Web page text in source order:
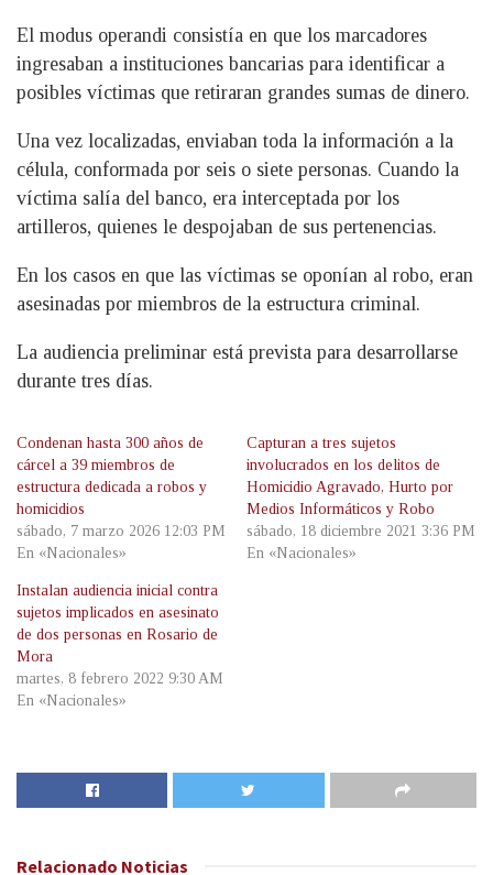
El modus operandi consistía en que los marcadores
ingresaban a instituciones bancarias para identificar a
posibles víctimas que retiraran grandes sumas de dinero.
Una vez localizadas, enviaban toda la información a la
célula, conformada por seis o siete personas. Cuando la
víctima salía del banco, era interceptada por los
artilleros, quienes le despojaban de sus pertenencias.
En los casos en que las víctimas se oponían al robo, eran
asesinadas por miembros de la estructura criminal.
La audiencia preliminar está prevista para desarrollarse
durante tres días.
Condenan hasta 300 años de
cárcel a 39 miembros de
estructura dedicada a robos y
homicidios
sábado, 7 marzo 2026 12:03 PM
En «Nacionales»
Capturan a tres sujetos
involucrados en los delitos de
Homicidio Agravado, Hurto por
Medios Informáticos y Robo
sábado, 18 diciembre 2021 3:36 PM
En «Nacionales»
Instalan audiencia inicial contra
sujetos implicados en asesinato
de dos personas en Rosario de
Mora
martes, 8 febrero 2022 9:30 AM
En «Nacionales»
Relacionado Noticias